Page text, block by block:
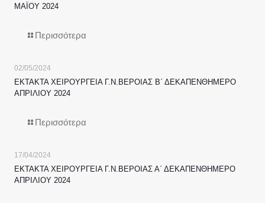
ΜΑΪΟΥ 2024
Περισσότερα
02/05/2024
ΕΚΤΑΚΤΑ ΧΕΙΡΟΥΡΓΕΙΑ Γ.Ν.ΒΕΡΟΙΑΣ Β΄ ΔΕΚΑΠΕΝΘΗΜΕΡΟ
ΑΠΡΙΛΙΟΥ 2024
Περισσότερα
17/04/2024
ΕΚΤΑΚΤΑ ΧΕΙΡΟΥΡΓΕΙΑ Γ.Ν.ΒΕΡΟΙΑΣ Α΄ ΔΕΚΑΠΕΝΘΗΜΕΡΟ
ΑΠΡΙΛΙΟΥ 2024